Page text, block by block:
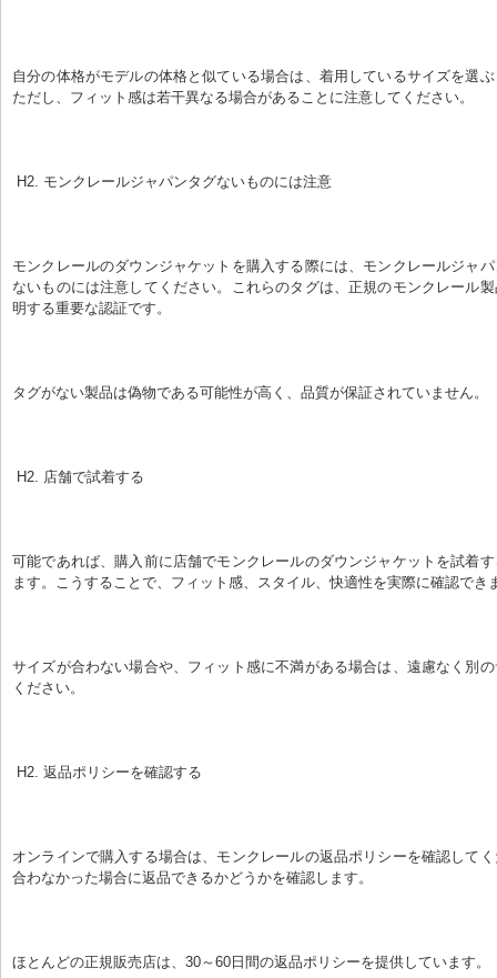
自分の体格がモデルの体格と似ている場合は、着用しているサイズを選
ただし、フィット感は若干異なる場合があることに注意してください。
H2. モンクレールジャパンタグないものには注意
モンクレールのダウンジャケットを購入する際には、モンクレールジャ
ないものには注意してください。これらのタグは、正規のモンクレール
明する重要な認証です。
タグがない製品は偽物である可能性が高く、品質が保証されていません。
H2. 店舗で試着する
可能であれば、購入前に店舗でモンクレールのダウンジャケットを試着
ます。こうすることで、フィット感、スタイル、快適性を実際に確認でき
サイズが合わない場合や、フィット感に不満がある場合は、遠慮なく別
ください。
H2. 返品ポリシーを確認する
オンラインで購入する場合は、モンクレールの返品ポリシーを確認して
合わなかった場合に返品できるかどうかを確認します。
ほとんどの正規販売店は、30～60日間の返品ポリシーを提供しています。